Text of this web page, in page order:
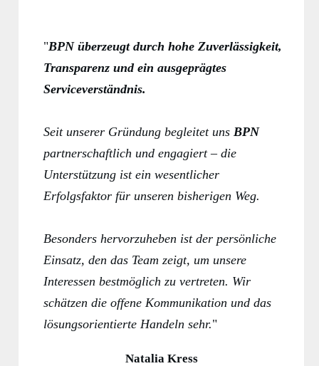
"BPN überzeugt durch hohe Zuverlässigkeit,
Transparenz und ein ausgeprägtes
Serviceverständnis.
Seit unserer Gründung begleitet uns BPN
partnerschaftlich und engagiert – die
Unterstützung ist ein wesentlicher
Erfolgsfaktor für unseren bisherigen Weg.
Besonders hervorzuheben ist der persönliche
Einsatz, den das Team zeigt, um unsere
Interessen bestmöglich zu vertreten. Wir
schätzen die offene Kommunikation und das
lösungsorientierte Handeln sehr."
Natalia Kress